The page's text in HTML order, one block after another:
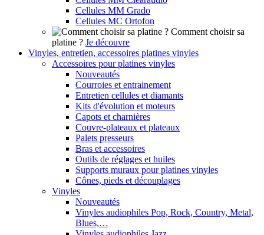
Cellules MM Grado
Cellules MC Ortofon
Comment choisir sa
platine ? Je découvre
Vinyles, entretien, accessoires platines vinyles
Accessoires pour platines vinyles
Nouveautés
Courroies et entrainement
Entretien cellules et diamants
Kits d'évolution et moteurs
Capots et charnières
Couvre-plateaux et plateaux
Palets presseurs
Bras et accessoires
Outils de réglages et huiles
Supports muraux pour platines vinyles
Cônes, pieds et découplages
Vinyles
Nouveautés
Vinyles audiophiles Pop, Rock, Country, Metal,
Blues,…